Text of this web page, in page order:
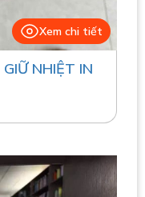
Xem chi tiết
NHIỆT IN